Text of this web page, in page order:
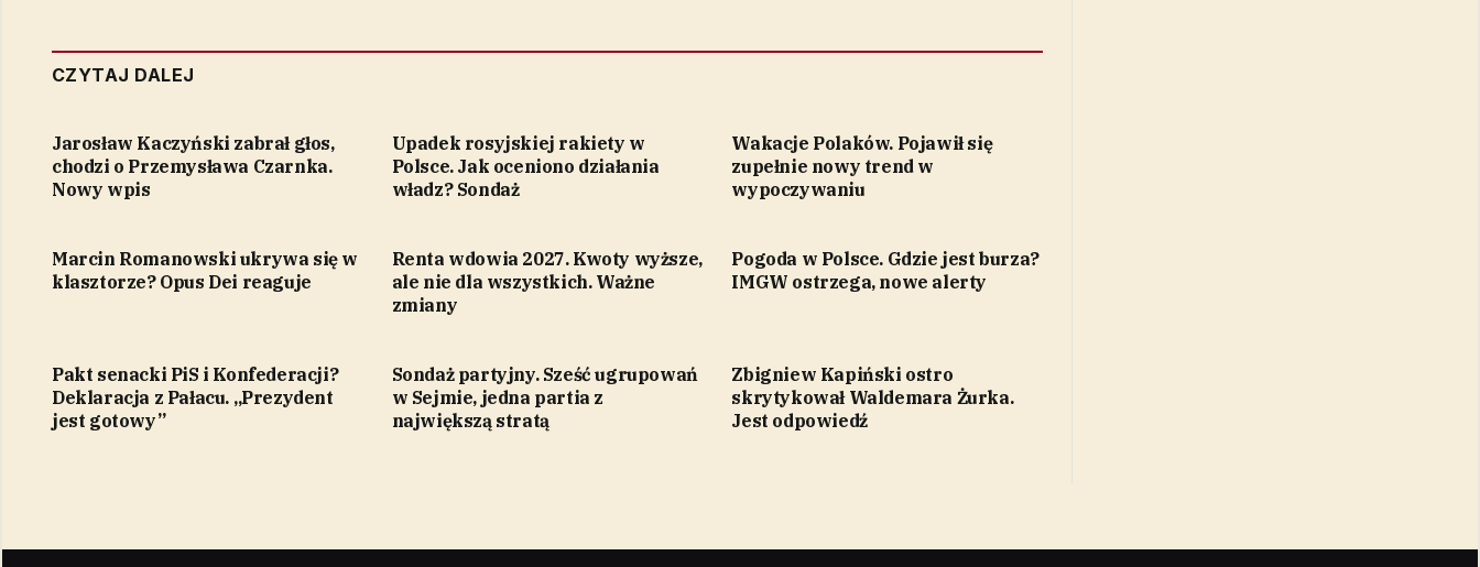
CZYTAJ DALEJ
Jarosław Kaczyński zabrał głos,
chodzi o Przemysława Czarnka.
Nowy wpis
Upadek rosyjskiej rakiety w
Polsce. Jak oceniono działania
władz? Sondaż
Wakacje Polaków. Pojawił się
zupełnie nowy trend w
wypoczywaniu
Marcin Romanowski ukrywa się w
klasztorze? Opus Dei reaguje
Renta wdowia 2027. Kwoty wyższe,
ale nie dla wszystkich. Ważne
zmiany
Pogoda w Polsce. Gdzie jest burza?
IMGW ostrzega, nowe alerty
Pakt senacki PiS i Konfederacji?
Deklaracja z Pałacu. „Prezydent
jest gotowy”
Sondaż partyjny. Sześć ugrupowań
w Sejmie, jedna partia z
największą stratą
Zbigniew Kapiński ostro
skrytykował Waldemara Żurka.
Jest odpowiedź